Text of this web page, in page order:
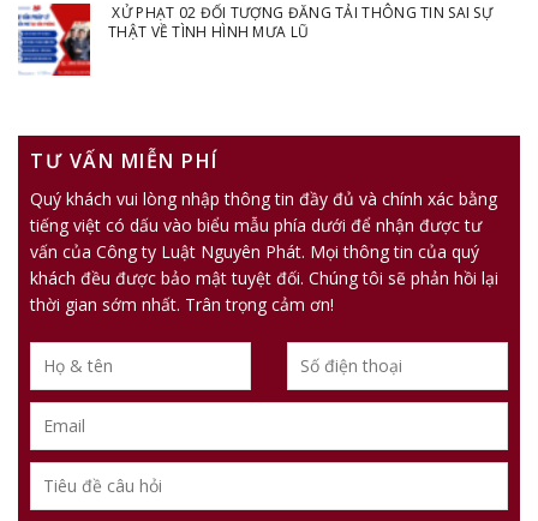
XỬ PHẠT 02 ĐỐI TƯỢNG ĐĂNG TẢI THÔNG TIN SAI SỰ
THẬT VỀ TÌNH HÌNH MƯA LŨ
TƯ VẤN MIỄN PHÍ
Quý khách vui lòng nhập thông tin đầy đủ và chính xác bằng
tiếng việt có dấu vào biểu mẫu phía dưới để nhận được tư
vấn của Công ty Luật Nguyên Phát. Mọi thông tin của quý
khách đều được bảo mật tuyệt đối. Chúng tôi sẽ phản hồi lại
thời gian sớm nhất. Trân trọng cảm ơn!